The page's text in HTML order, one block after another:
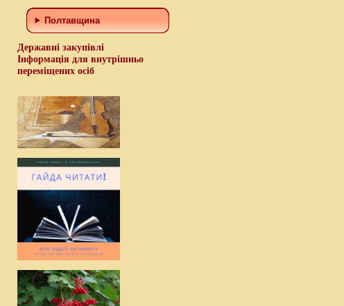
Полтавщина
Державні закупівлі
Інформація для внутрішньо
переміщених осіб